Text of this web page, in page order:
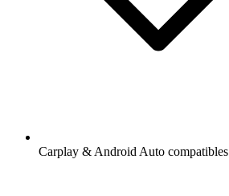
Carplay & Android Auto compatibles